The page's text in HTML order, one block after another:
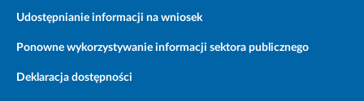
Udostępnianie informacji na wniosek
Ponowne wykorzystywanie informacji sektora publicznego
Deklaracja dostępności